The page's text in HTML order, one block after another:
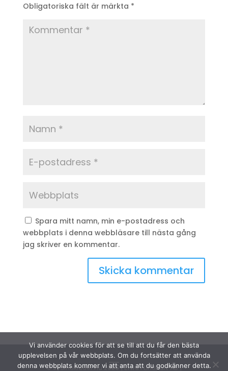
Obligatoriska fält är märkta *
Spara mitt namn, min e-postadress och
webbplats i denna webbläsare till nästa gång
jag skriver en kommentar.
© Sydinakläder.nu 2026 | Efwa i Lindhult AB |
Vi använder cookies för att se till att du får den bästa
upplevelsen på vår webbplats. Om du fortsätter att använda
denna webbplats kommer vi att anta att du godkänner detta.